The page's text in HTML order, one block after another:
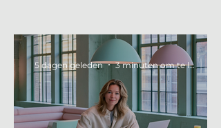
5 dagen geleden 3 minuten om te lezen